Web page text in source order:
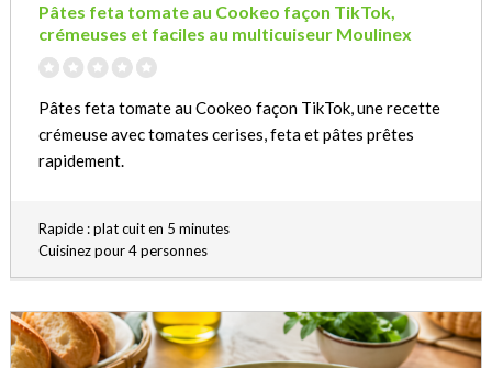
Pâtes feta tomate au Cookeo façon TikTok,
crémeuses et faciles au multicuiseur Moulinex
Pâtes feta tomate au Cookeo façon TikTok, une recette
crémeuse avec tomates cerises, feta et pâtes prêtes
rapidement.
Rapide : plat cuit en 5 minutes
Cuisinez pour 4 personnes